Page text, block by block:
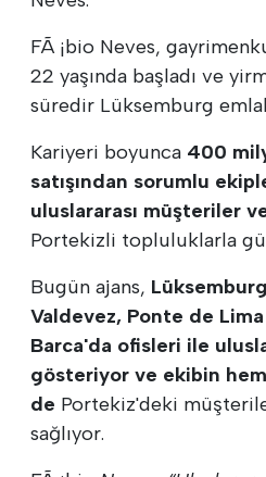
FÃ ¡bio Neves,
22 yaşında başladı ve
süredir Lüksemburg
Kariyeri boyunca 400
satışından sorumlu
uluslararası müşteriler
Portekizli topluluklarla
Bugün ajans,
Valdevez, Ponte de
Barca'da ofisleri ile
gösteriyor ve ekibin
de Portekiz'deki
sağlıyor.